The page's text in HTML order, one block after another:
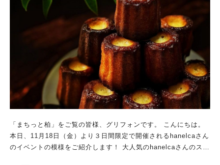
「まちっと柏」をご覧の皆様、グリフォンです。 こんにちは。
本日、11月18日（金）より３日間限定で開催されるhanelcaさん
のイベントの模様をご紹介します！ 大人気のhanelcaさんのスイ